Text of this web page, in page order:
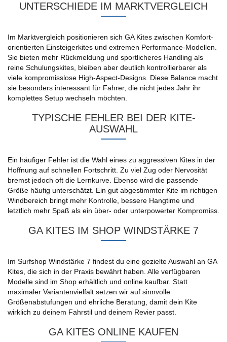
UNTERSCHIEDE IM MARKTVERGLEICH
Im Marktvergleich positionieren sich GA Kites zwischen Komfort-
orientierten Einsteigerkites und extremen Performance-Modellen.
Sie bieten mehr Rückmeldung und sportlicheres Handling als
reine Schulungskites, bleiben aber deutlich kontrollierbarer als
viele kompromisslose High-Aspect-Designs. Diese Balance macht
sie besonders interessant für Fahrer, die nicht jedes Jahr ihr
komplettes Setup wechseln möchten.
TYPISCHE FEHLER BEI DER KITE-
AUSWAHL
Ein häufiger Fehler ist die Wahl eines zu aggressiven Kites in der
Hoffnung auf schnellen Fortschritt. Zu viel Zug oder Nervosität
bremst jedoch oft die Lernkurve. Ebenso wird die passende
Größe häufig unterschätzt. Ein gut abgestimmter Kite im richtigen
Windbereich bringt mehr Kontrolle, bessere Hangtime und
letztlich mehr Spaß als ein über- oder unterpowerter Kompromiss.
GA KITES IM SHOP WINDSTÄRKE 7
Im Surfshop Windstärke 7 findest du eine gezielte Auswahl an GA
Kites, die sich in der Praxis bewährt haben. Alle verfügbaren
Modelle sind im Shop erhältlich und online kaufbar. Statt
maximaler Variantenvielfalt setzen wir auf sinnvolle
Größenabstufungen und ehrliche Beratung, damit dein Kite
wirklich zu deinem Fahrstil und deinem Revier passt.
GA KITES ONLINE KAUFEN